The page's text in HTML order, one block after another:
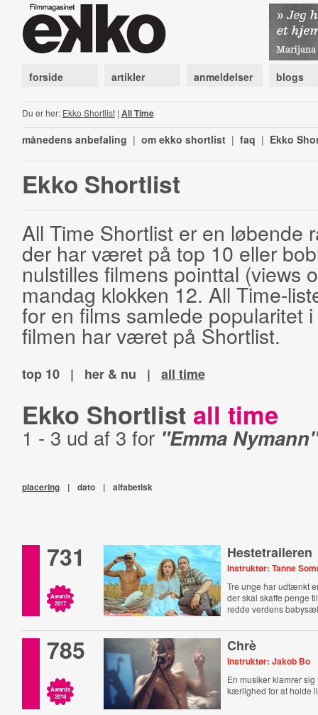
forside artikler anmeldelser blogs
Du er her: Ekko Shortlist| All Time
månedens anbefaling | om ekko shortlist | faq | Ekko
Ekko Shortlist
All Time Shortlist er en løbende
der har været på top 10 eller
nulstilles filmens pointtal (views
mandag klokken 12. All Time-
for en films samlede popularitet
filmen har været på Shortlist.
top 10 | her & nu | all time
Ekko Shortlist all time
1 - 3 ud af 3 for "Emma Nymann"
placering | dato | alfabetisk
731
Awards
2017
Hestetraileren
Instruktør: Tanne
Tre unge har udtænkt
der skal skaffe penge
redde verdens
785
Awards
2018
Chrè
Instruktør: Jakob Bo
En musiker klamrer
kærlighed for at holde